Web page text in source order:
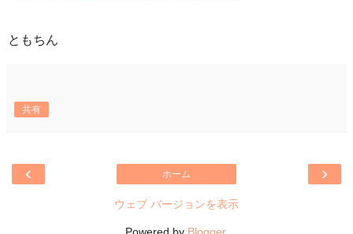
ともちん
共有
‹ ›
ホーム
ウェブ バージョンを表示